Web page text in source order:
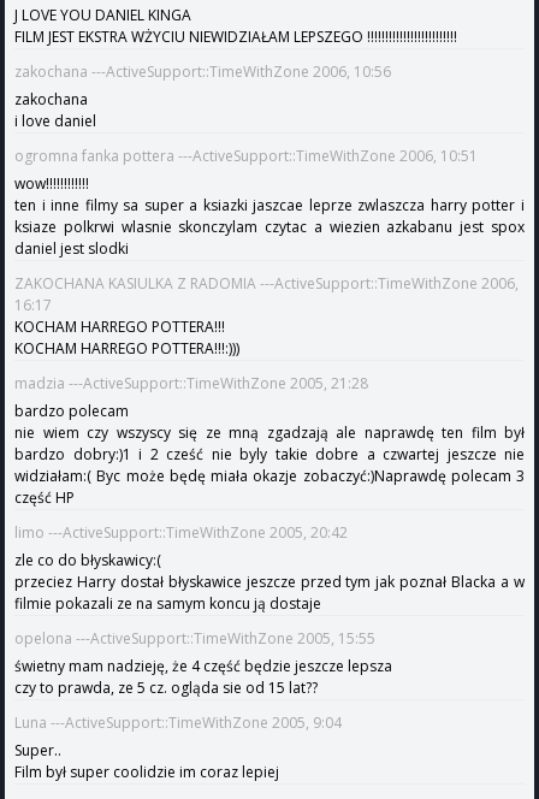
J LOVE YOU DANIEL KINGA
FILM JEST EKSTRA WŻYCIU NIEWIDZIAŁAM LEPSZEGO !!!!!!!!!!!!!!!!!!!!!!!!!
zakochana ---ActiveSupport::TimeWithZone 2006, 10:56
zakochana
i love daniel
ogromna fanka pottera ---ActiveSupport::TimeWithZone 2006, 10:51
wow!!!!!!!!!!!!
ten i inne filmy sa super a ksiazki jaszcae leprze zwlaszcza harry potter i
ksiaze polkrwi wlasnie skonczylam czytac a wiezien azkabanu jest spox
daniel jest slodki
ZAKOCHANA KASIULKA Z RADOMIA ---ActiveSupport::TimeWithZone 2006,
16:17
KOCHAM HARREGO POTTERA!!!
KOCHAM HARREGO POTTERA!!!:)))
madzia ---ActiveSupport::TimeWithZone 2005, 21:28
bardzo polecam
nie wiem czy wszyscy się ze mną zgadzają ale naprawdę ten film był
bardzo dobry:)1 i 2 cześć nie byly takie dobre a czwartej jeszcze nie
widziałam:( Byc może będę miała okazje zobaczyć:)Naprawdę polecam 3
część HP
limo ---ActiveSupport::TimeWithZone 2005, 20:42
zle co do błyskawicy:(
przeciez Harry dostał błyskawice jeszcze przed tym jak poznał Blacka a w
filmie pokazali ze na samym koncu ją dostaje
opelona ---ActiveSupport::TimeWithZone 2005, 15:55
świetny mam nadzieję, że 4 część będzie jeszcze lepsza
czy to prawda, ze 5 cz. ogląda sie od 15 lat??
Luna ---ActiveSupport::TimeWithZone 2005, 9:04
Super..
Film był super coolidzie im coraz lepiej